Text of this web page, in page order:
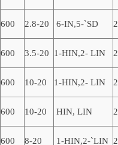
600 2.8-20 6-IN,5-`SD
600 3.5-20 1-HIN,2- LIN
600 10-20 1-HIN,2- LIN
600 10-20 HIN, LIN
600 8-20 1-HIN,2-`LIN